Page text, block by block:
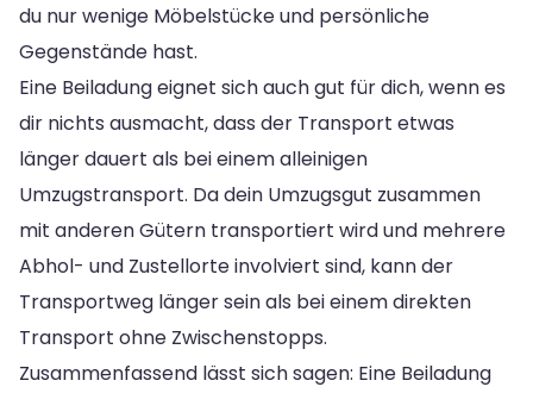
du nur wenige Möbelstücke und persönliche
Gegenstände hast.
Eine Beiladung eignet sich auch gut für dich, wenn es
dir nichts ausmacht, dass der Transport etwas
länger dauert als bei einem alleinigen
Umzugstransport. Da dein Umzugsgut zusammen
mit anderen Gütern transportiert wird und mehrere
Abhol- und Zustellorte involviert sind, kann der
Transportweg länger sein als bei einem direkten
Transport ohne Zwischenstopps.
Zusammenfassend lässt sich sagen: Eine Beiladung